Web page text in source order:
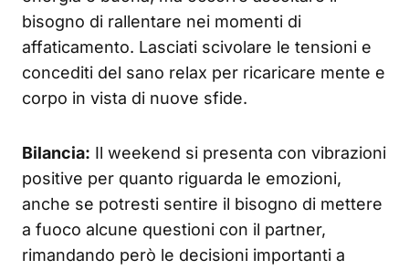
bisogno di rallentare nei momenti di
affaticamento. Lasciati scivolare le tensioni e
concediti del sano relax per ricaricare mente e
corpo in vista di nuove sfide.
Bilancia: Il weekend si presenta con vibrazioni
positive per quanto riguarda le emozioni,
anche se potresti sentire il bisogno di mettere
a fuoco alcune questioni con il partner,
rimandando però le decisioni importanti a